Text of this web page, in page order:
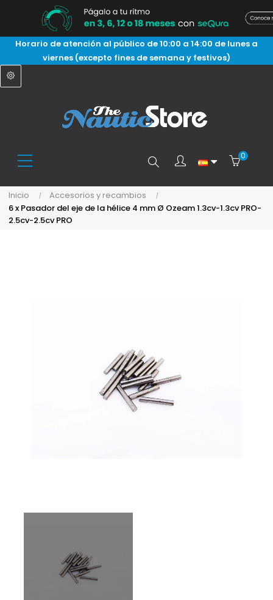
Horario de atención al público de 10:00 a 14:00 de lunes a
viernes (excepto fines de semana y festivos)
Buscar
aquí...
0
Inicio
Accesorios y recambios
6 x Pasador del eje de la hélice 4 mm Ø Ozeam 1.3cv-1.3cv PRO-
2.5cv-2.5cv PRO